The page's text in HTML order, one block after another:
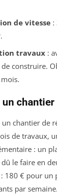
de vitesse:
travaux:
construire.
un
un chantier de
de travaux,
: un
le faire en
180 € pour un
par semaine.